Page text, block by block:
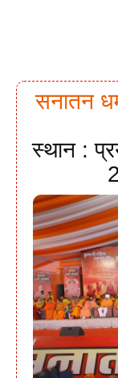
सनातन
स्थान :